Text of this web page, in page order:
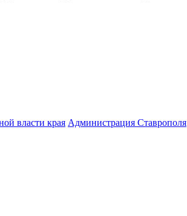
власти края Администрация Ставрополя